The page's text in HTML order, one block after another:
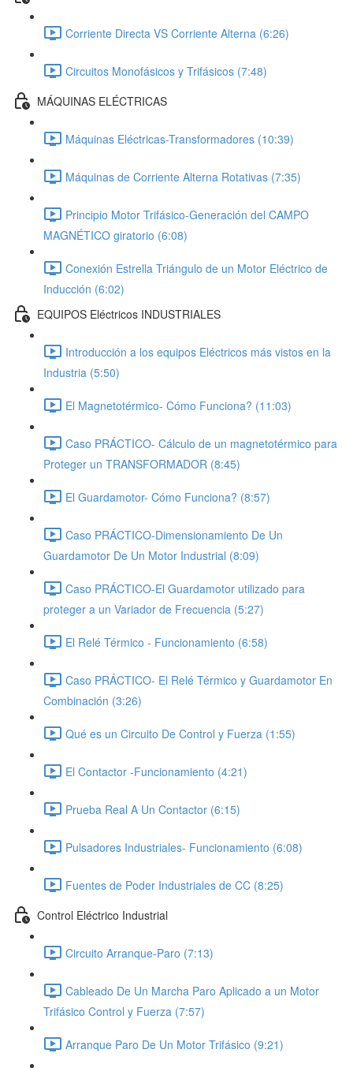
Corriente Directa VS Corriente Alterna (6:26)
Circuitos Monofásicos y Trifásicos (7:48)
MÁQUINAS ELÉCTRICAS
Máquinas Eléctricas-Transformadores (10:39)
Máquinas de Corriente Alterna Rotativas (7:35)
Principio Motor Trifásico-Generación del CAMPO
MAGNÉTICO giratorio (6:08)
Conexión Estrella Triángulo de un Motor Eléctrico de
Inducción (6:02)
EQUIPOS Eléctricos INDUSTRIALES
Introducción a los equipos Eléctricos más vistos en la
Industria (5:50)
El Magnetotérmico- Cómo Funciona? (11:03)
Caso PRÁCTICO- Cálculo de un magnetotérmico para
Proteger un TRANSFORMADOR (8:45)
El Guardamotor- Cómo Funciona? (8:57)
Caso PRÁCTICO-Dimensionamiento De Un
Guardamotor De Un Motor Industrial (8:09)
Caso PRÁCTICO-El Guardamotor utilizado para
proteger a un Variador de Frecuencia (5:27)
El Relé Térmico - Funcionamiento (6:58)
Caso PRÁCTICO- El Relé Térmico y Guardamotor En
Combinación (3:26)
Qué es un Circuito De Control y Fuerza (1:55)
El Contactor -Funcionamiento (4:21)
Prueba Real A Un Contactor (6:15)
Pulsadores Industriales- Funcionamiento (6:08)
Fuentes de Poder Industriales de CC (8:25)
Control Eléctrico Industrial
Circuito Arranque-Paro (7:13)
Cableado De Un Marcha Paro Aplicado a un Motor
Trifásico Control y Fuerza (7:57)
Arranque Paro De Un Motor Trifásico (9:21)